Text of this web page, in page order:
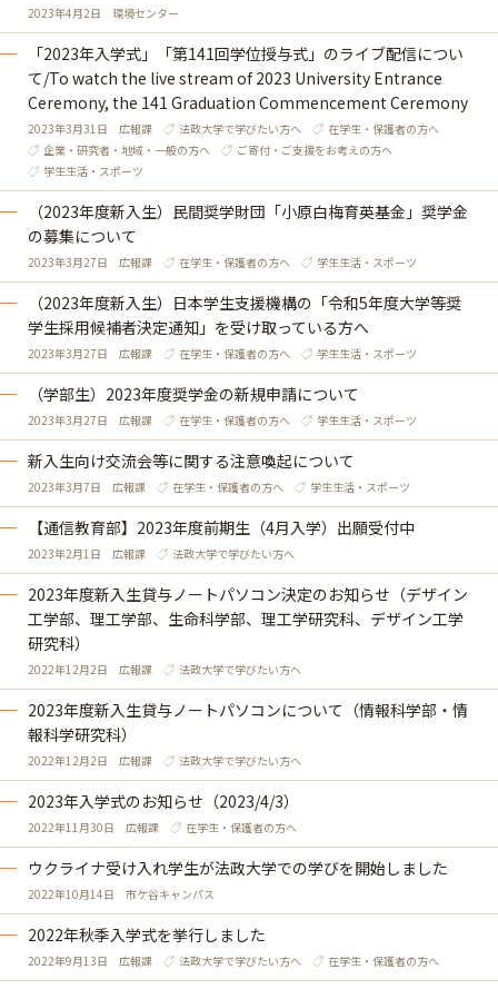
2023年4月2日 環境センター
「2023年入学式」「第141回学位授与式」のライブ配信につい
て/To watch the live stream of 2023 University Entrance
Ceremony, the 141 Graduation Commencement Ceremony
2023年3月31日 広報課 法政大学で学びたい方へ
在学生・保護者の方へ
企業・研究者・地域・一般の方へ
ご寄付・ご支援をお考えの方へ
学生生活・スポーツ
（2023年度新入生）民間奨学財団「小原白梅育英基金」奨学金
の募集について
2023年3月27日 広報課 在学生・保護者の方へ 学生生活・スポーツ
（2023年度新入生）日本学生支援機構の「令和5年度大学等奨
学生採用候補者決定通知」を受け取っている方へ
2023年3月27日 広報課 在学生・保護者の方へ 学生生活・スポーツ
（学部生）2023年度奨学金の新規申請について
2023年3月27日 広報課 在学生・保護者の方へ 学生生活・スポーツ
新入生向け交流会等に関する注意喚起について
2023年3月7日 広報課 在学生・保護者の方へ 学生生活・スポーツ
【通信教育部】2023年度前期生（4月入学）出願受付中
2023年2月1日 広報課 法政大学で学びたい方へ
2023年度新入生貸与ノートパソコン決定のお知らせ（デザイン
工学部、理工学部、生命科学部、理工学研究科、デザイン工学
研究科）
2022年12月2日 広報課 法政大学で学びたい方へ
2023年度新入生貸与ノートパソコンについて（情報科学部・情
報科学研究科）
2022年12月2日 広報課 法政大学で学びたい方へ
2023年入学式のお知らせ（2023/4/3）
2022年11月30日 広報課 在学生・保護者の方へ
ウクライナ受け入れ学生が法政大学での学びを開始しました
2022年10月14日 市ケ谷キャンパス
2022年秋季入学式を挙行しました
2022年9月13日 広報課 法政大学で学びたい方へ 在学生・保護者の方へ